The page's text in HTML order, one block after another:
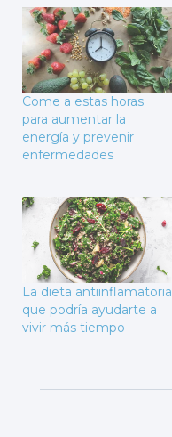
Come a estas horas
para aumentar la
energía y prevenir
enfermedades
La dieta antiinflamatoria
que podría ayudarte a
vivir más tiempo